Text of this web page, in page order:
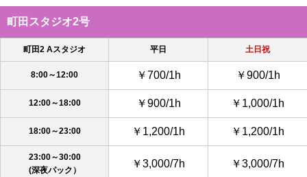
町田スタジオ2号
町田2 Aスタジオ 平日 土日祝
8:00～12:00 ￥700/1h ￥900/1h
12:00～18:00 ￥900/1h ￥1,000/1h
18:00～23:00 ￥1,200/1h ￥1,200/1h
23:00～30:00
(深夜パック）
￥3,000/7h ￥3,000/7h